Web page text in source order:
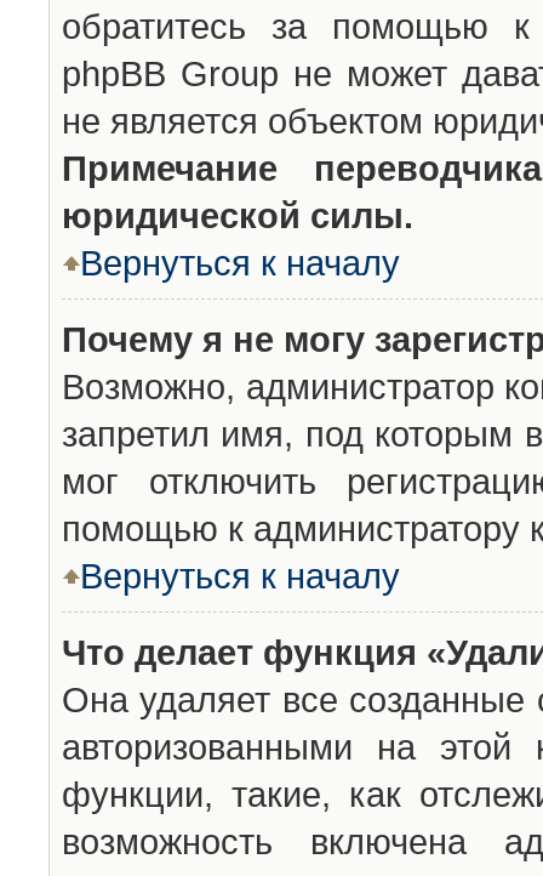
обратитесь за помощью к
phpBB Group не может
не является объектом
Примечание
юридической силы.
Вернуться к началу
Почему я не могу
Возможно, администратор
запретил имя, под которым
мог отключить
помощью к администратору
Вернуться к началу
Что делает функция
Она удаляет все созданные
авторизованными на
функции, такие, как
возможность включена